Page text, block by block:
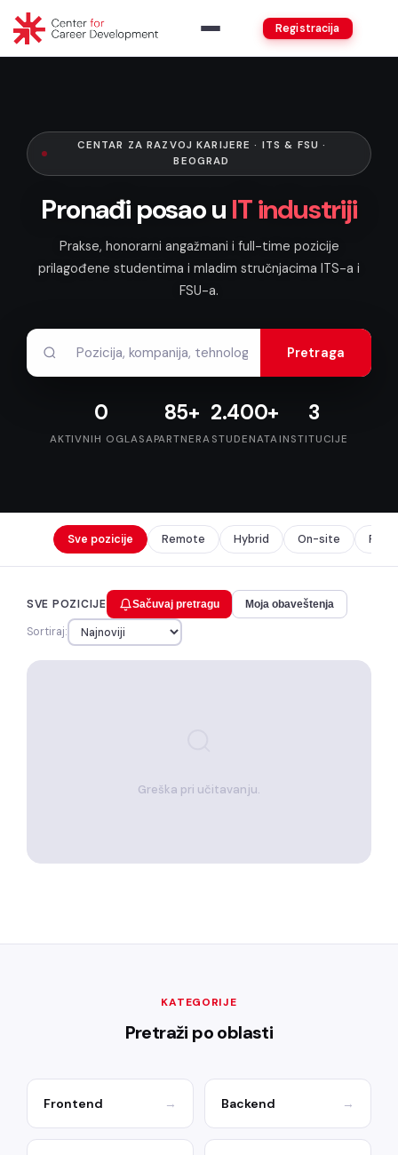
Registracija
CENTAR ZA RAZVOJ KARIJERE · ITS & FSU ·
BEOGRAD
Pronađi posao u IT industriji
Prakse, honorarni angažmani i full-time pozicije
prilagođene studentima i mladim stručnjacima ITS-a i
FSU-a.
Pretraga
0
AKTIVNIH OGLASA
85+
PARTNERA
2.400+
STUDENATA
3
INSTITUCIJE
Sve pozicije Remote Hybrid On-site
SVE POZICIJE Sačuvaj pretragu Moja obaveštenja
Sortiraj:
Greška pri učitavanju.
KATEGORIJE
Pretraži po oblasti
Frontend → Backend →